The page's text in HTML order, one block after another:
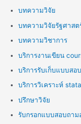
บทความวิจัย
บทความวิจัยรัฐศาสต
บทความวิชาการ
บริการงานเขียน
บริการรับเก็บแบบสอ
บริการวิเคราะห์ stata
ปรึกษาวิจัย
รับกรอกแบบสอบถาม